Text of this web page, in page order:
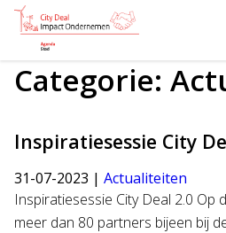
Categorie:
Inspiratiesessie City
31-07-2023 | Actualiteiten
Inspiratiesessie City Deal 2.0 Op
meer dan 80 partners bijeen bij